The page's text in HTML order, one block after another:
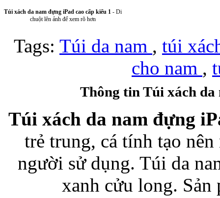
Ốp lưng Sony
Bao da samsung
Túi xách da nam đựng iPad cao cấp kiểu 1 - Di
chuột lên ảnh để xem rõ hơn
Tags: Túi da nam , túi
cho nam ,
Thông tin Túi xách da
Túi xách da nam đựng
trẻ trung, cá tính tạo
người sử dụng. Túi da
xanh cửu long. Sản